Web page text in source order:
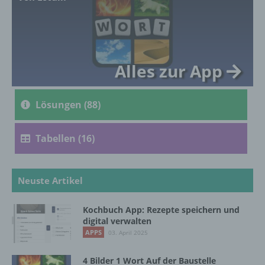
Alles zur App
Lösungen (88)
Tabellen (16)
Neuste Artikel
Kochbuch App: Rezepte speichern und
digital verwalten
APPS 03. April 2025
4 Bilder 1 Wort Auf der Baustelle
genetischen, psychischen, wirtschaftlichen,
kulturellen oder sozialen Identität dieser
natürlichen Person sind, identifiziert werden
b) betroffene Person
Betroffene Person ist jede identifizierte oder
identifizierbare natürliche Person, deren
personenbezogene Daten von dem für die
Verarbeitung ist jeder mit oder ohne Hilfe
automatisierter Verfahren ausgeführte